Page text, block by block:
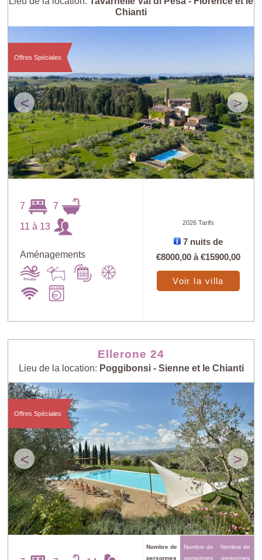
Chianti
< >
Offres Spéciales
7 7
11 à 13
Aménagements
2026 Tarifs
7 nuits de
€8000,00 à€15900,00
Voir la villa
Ellerone 24
Lieu de la location: Poggibonsi - Sienne et le Chianti
< >
Offres Spéciales
Nombre de
personnes
Nombre de
personnes
Nombre de
personnes